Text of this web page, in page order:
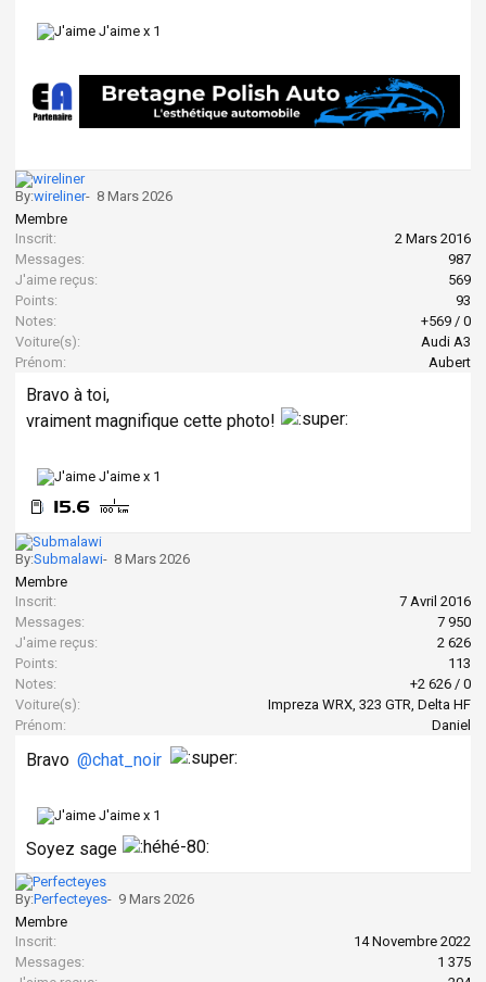
J'aime x 1
By:wireliner- 8 Mars 2026
Membre
Inscrit:
2 Mars 2016
Messages:
987
J'aime reçus:
569
Points:
93
Notes:
+569/ 0
Voiture(s):
Audi A3
Prénom:
Aubert
Bravo à toi,
vraiment magnifique cette photo!
J'aime x 1
By:Submalawi- 8 Mars 2026
Membre
Inscrit:
7 Avril 2016
Messages:
7 950
J'aime reçus:
2 626
Points:
113
Notes:
+2 626/ 0
Voiture(s):
Impreza WRX, 323 GTR, Delta HF
Prénom:
Daniel
Bravo @chat_noir
J'aime x 1
Soyez sage
By:Perfecteyes- 9 Mars 2026
Membre
Inscrit:
14 Novembre 2022
Messages:
1 375